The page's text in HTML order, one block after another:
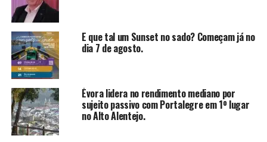
E que tal um Sunset no sado? Começam já no
dia 7 de agosto.
Évora lidera no rendimento mediano por
sujeito passivo com Portalegre em 1º lugar
no Alto Alentejo.